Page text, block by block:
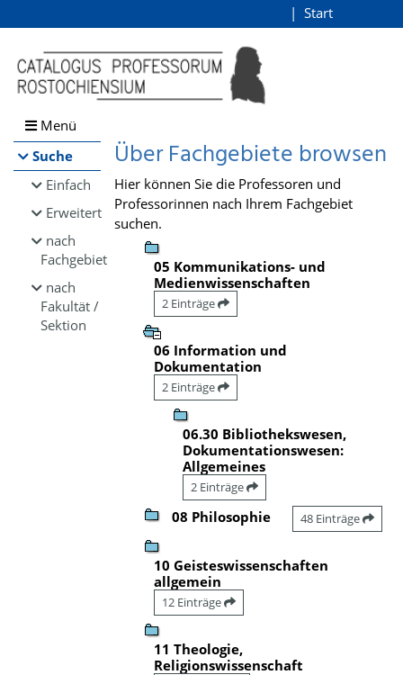
Browsen
direkt zum Inhalt
Start
Menü
Suche
Einfach
Erweitert
nach
Fachgebiet
nach
Fakultät /
Sektion
Über Fachgebiete browsen
Hier können Sie die Professoren und
Professorinnen nach Ihrem Fachgebiet
suchen.
05 Kommunikations- und
Medienwissenschaften
2 Einträge
06 Information und
Dokumentation
2 Einträge
06.30 Bibliothekswesen,
Dokumentationswesen:
Allgemeines
2 Einträge
08 Philosophie 48 Einträge
10 Geisteswissenschaften
allgemein
12 Einträge
11 Theologie,
Religionswissenschaft